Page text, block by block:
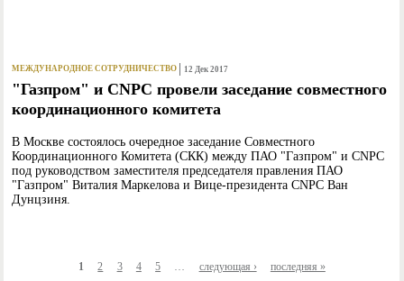
МЕЖДУНАРОДНОЕ СОТРУДНИЧЕСТВО 12 Дек 2017
"Газпром" и CNPC провели заседание совместного
координационного комитета
В Москве состоялось очередное заседание Совместного
Координационного Комитета (СКК) между ПАО "Газпром" и CNPC
под руководством заместителя председателя правления ПАО
"Газпром" Виталия Маркелова и Вице-президента CNPC Ван
Дунцзиня.
1 2 3 4 5 … следующая › последняя »